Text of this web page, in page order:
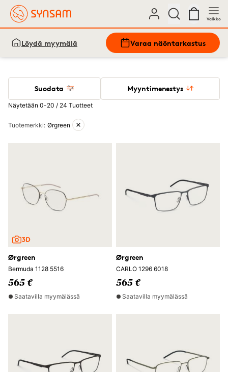
Valikko
Löydä myymälä Varaa näöntarkastus
Suodata Myyntimenestys
Näytetään 0-20 / 24 Tuotteet
Aktiiviset suodattimet
Tuotemerkki: Ørgreen
Ørgreen
Bermuda 1128 5516
565 €
Saatavilla myymälässä
Ørgreen
CARLO 1296 6018
565 €
Saatavilla myymälässä